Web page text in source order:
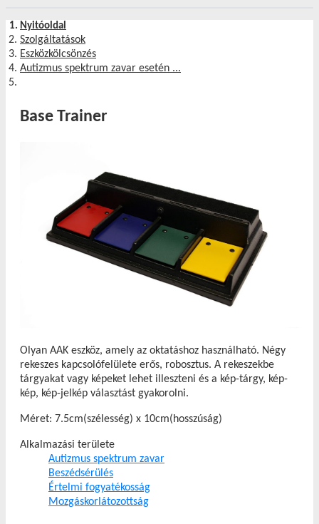
Nyitóoldal
Szolgáltatások
Eszközkölcsönzés
Autizmus spektrum zavar esetén ...
Base Trainer
Olyan AAK eszköz, amely az oktatáshoz használható. Négy
rekeszes kapcsolófelülete erős, robosztus. A rekeszekbe
tárgyakat vagy képeket lehet illeszteni és a kép-tárgy, kép-
kép, kép-jelkép választást gyakorolni.
Méret: 7.5cm(szélesség) x 10cm(hosszúság)
Alkalmazási területe
Autizmus spektrum zavar
Beszédsérülés
Értelmi fogyatékosság
Mozgáskorlátozottság